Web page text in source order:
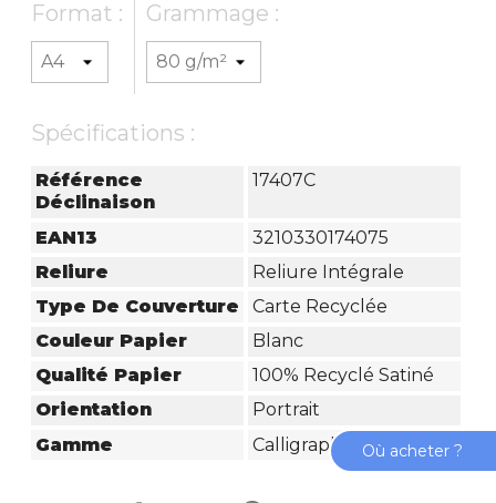
Format : Grammage :
Spécifications :
Référence
Déclinaison
17407C
EAN13
3210330174075
Reliure
Reliure Intégrale
Type De Couverture
Carte Recyclée
Couleur Papier
Blanc
Qualité Papier
100% Recyclé Satiné
Orientation
Portrait
Gamme
Calligraphe Forever
Où acheter ?